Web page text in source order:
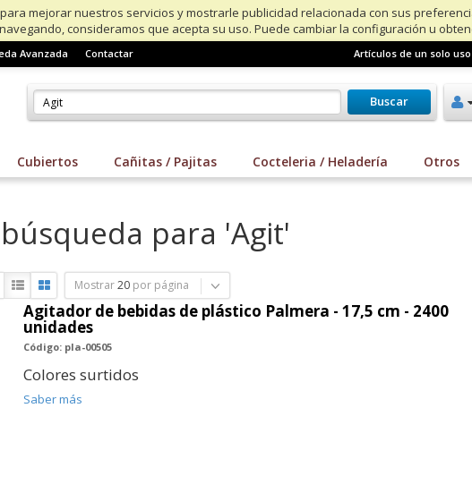
mejorar nuestros servicios y mostrarle publicidad relacionada con sus
consideramos que acepta su uso. Puede cambiar la configuración u
Avanzada Contactar Artículos de un solo
Buscar
Cubiertos Cañitas / Pajitas Cocteleria / Heladería Otros
para 'Agit'
Mostrar20 por página
Agitador de bebidas de plástico Palmera - 17,5 cm - 2400
unidades
Código: pla-00505
Colores surtidos
Saber más